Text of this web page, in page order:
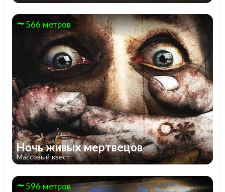
566 метров
Ночь живых мертвецов
Массовый квест
596 метров